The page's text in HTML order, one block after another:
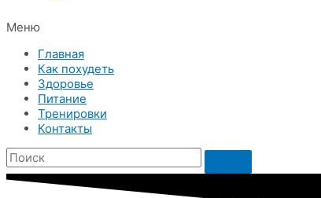
Меню
Главная
Как похудеть
Здоровье
Питание
Тренировки
Контакты